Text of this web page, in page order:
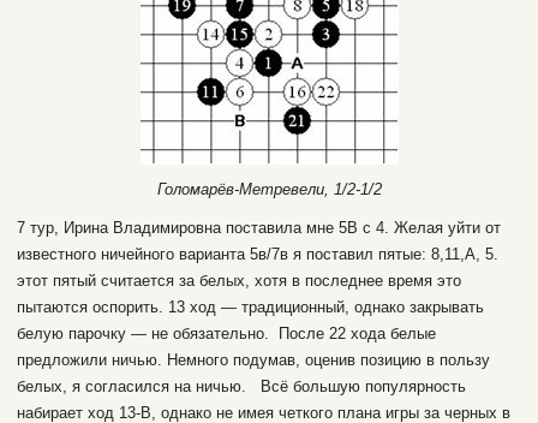
Голомарёв-Метревели, 1/2-1/2
7 тур, Ирина Владимировна поставила мне 5В с 4. Желая уйти от
известного ничейного варианта 5в/7в я поставил пятые: 8,11,А, 5.
этот пятый считается за белых, хотя в последнее время это
пытаются оспорить. 13 ход — традиционный, однако закрывать
белую парочку — не обязательно. После 22 хода белые
предложили ничью. Немного подумав, оценив позицию в пользу
белых, я согласился на ничью.
Всё большую популярность
набирает ход 13-В, однако не имея четкого плана игры за черных в